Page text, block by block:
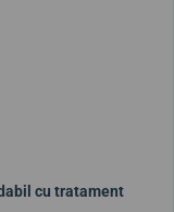
cu tratament